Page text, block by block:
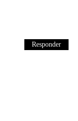
Responder